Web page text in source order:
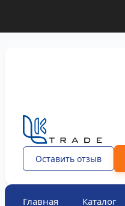
Оставить отзыв
Главная Каталог